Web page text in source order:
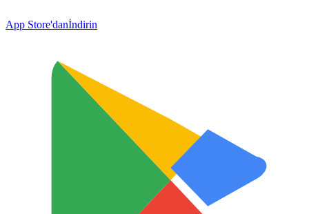
App Store'danİndirin